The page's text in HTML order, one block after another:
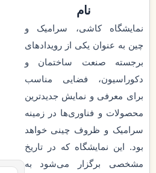
نام
نمایشگاه کاشی، سرامیک و
چین به عنوان یکی از رویدادهای
برجسته صنعت ساختمان و
دکوراسیون، فضایی مناسب
برای معرفی و نمایش جدیدترین
محصولات و فناوری‌ها در زمینه
سرامیک و ظروف چینی خواهد
بود. این نمایشگاه که در تاریخ
مشخصی برگزار می‌شود به